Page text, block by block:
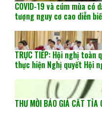
COVID-19 và cúm mùa có
tượng nguy cơ cao diễn
TRỰC TIẾP: Hội nghị
thực hiện Nghị quyết Hội
THƯ MỜI BÁO GIÁ CẮT TỈA